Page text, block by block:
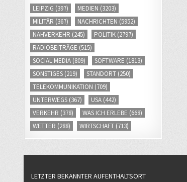
LEIPZIG (397) MEDIEN (3203)
MILITÄR (367) NACHRICHTEN (5952)
NAHVERKEHR (245) POLITIK (2797)
RADIOBEITRÄGE (515)
SOCIAL MEDIA (809) SOFTWARE (1813)
SONSTIGES (219) STANDORT (250)
TELEKOMMUNIKATION (709)
UNTERWEGS (367) USA (442)
VERKEHR (378) WAS ICH ERLEBE (668)
WETTER (288) WIRTSCHAFT (713)
LETZTER BEKANNTER AUFENTHALTSORT